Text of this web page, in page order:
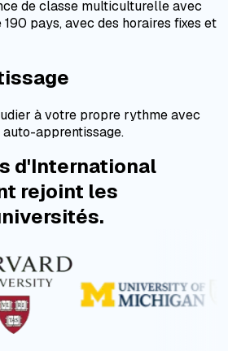
de classe multiculturelle avec
pays, avec des horaires fixes et
à votre propre rythme avec
apprentissage.
d'International
rejoint les